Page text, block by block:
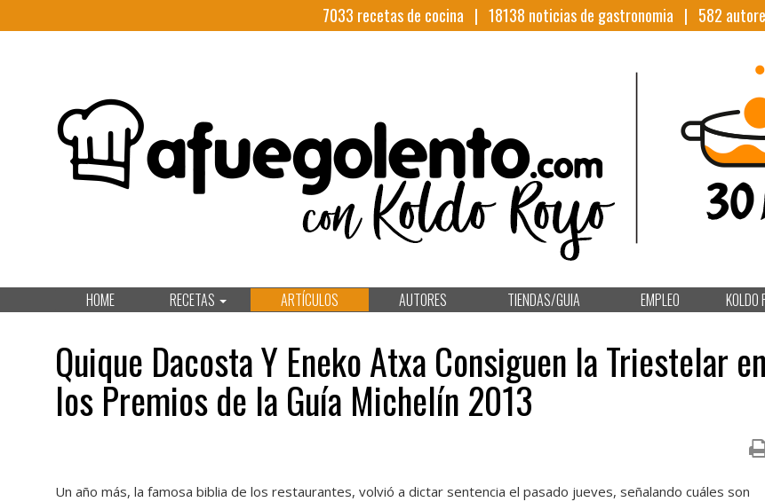
7033 recetas de cocina | 18138 noticias de gastronomia | 582
HOME RECETAS ARTÍCULOS AUTORES TIENDAS/GUIA EMPLEO KOLDO
Quique Dacosta Y Eneko Atxa Consiguen la Triestelar en
los Premios de la Guía Michelín 2013
Un año más, la famosa biblia de los restaurantes, volvió a dictar sentencia el pasado jueves, señalando cuáles son